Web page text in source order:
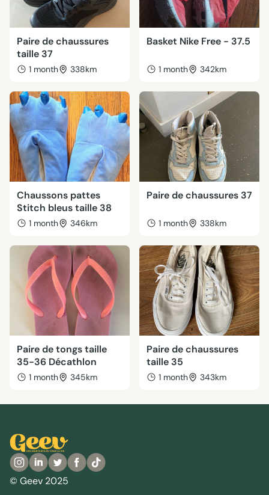
Paire de chaussures
taille 37
1 month 338km
Basket Nike Free - 37.5
1 month 342km
Chaussons pattes
Stitch bleus taille 38
1 month 346km
Paire de chaussures 37
1 month 338km
Paire de tongs taille
35-36 Décathlon
1 month 345km
Paire de chaussures
taille 35
1 month 343km
© Geev 2025